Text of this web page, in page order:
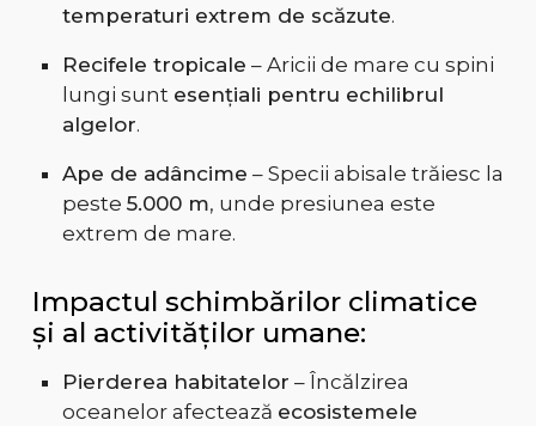
temperaturi extrem de scăzute.
Recifele tropicale – Aricii de mare cu spini
lungi sunt esențiali pentru echilibrul
algelor.
Ape de adâncime – Specii abisale trăiesc la
peste 5.000 m, unde presiunea este
extrem de mare.
Impactul schimbărilor climatice
și al activităților umane:
Pierderea habitatelor – Încălzirea
oceanelor afectează ecosistemele